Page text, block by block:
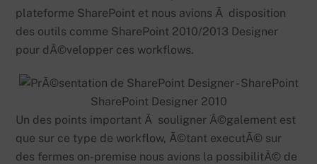
plateforme SharePoint et nous avions Ã disposition
des outils comme SharePoint 2010/2013 Designer
pour dÃ©velopper ces workflows.
SharePoint Designer 2010
Un des points important Ã souligner Ã©galement est
que sur ce type de workflow, Ã©tant executÃ© sur
des fermes on-premise nous avions la possibilitÃ© de